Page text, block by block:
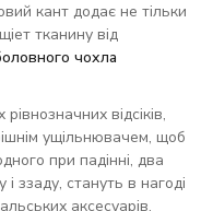
кант додає не тільки
тканину від
чохла
відсіків,
ущільнювачем, щоб
при падінні, два
ззаду, стануть в нагоді
аксесуарів.